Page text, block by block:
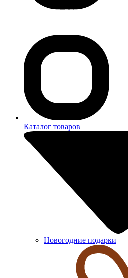
Каталог товаров
Новогодние подарки